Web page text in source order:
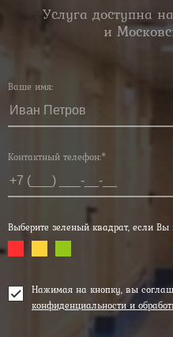
Услуга доступна
и
Ваше имя:
Контактный телефон:*
Выберите зеленый квадрат, если Вы
Нажимая на кнопку, вы
конфиденциальности и